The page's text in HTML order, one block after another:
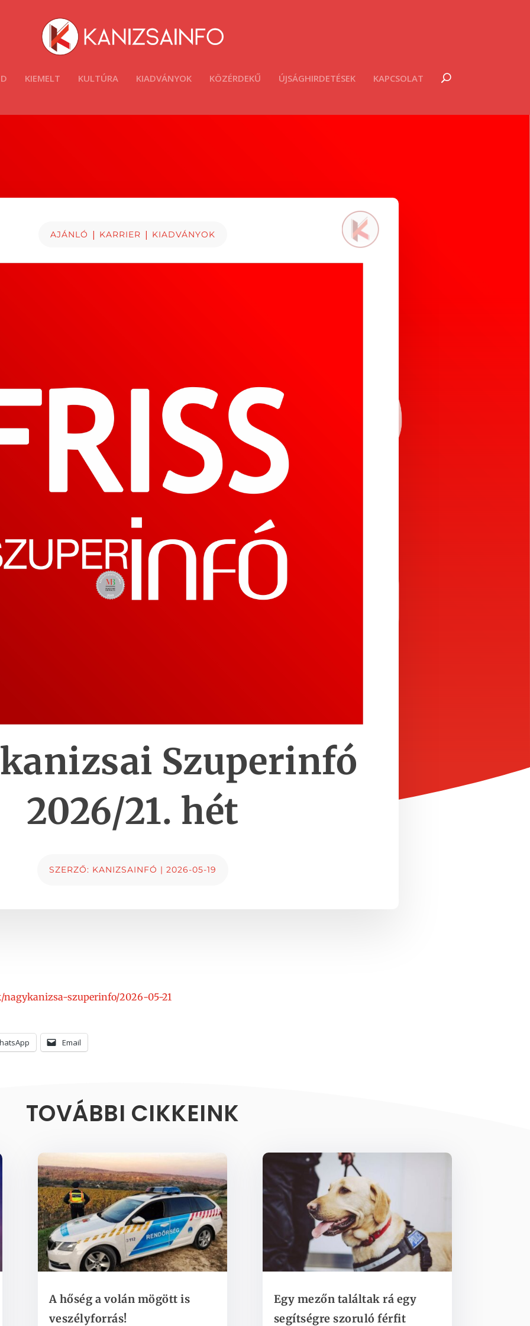
KIEMELT KULTÚRA KIADVÁNYOK KÖZÉRDEKŰ ÚJSÁGHIRDETÉSEK KAPCSOLAT
AJÁNLÓ | KARRIER | KIADVÁNYOK
Szuperinfó
2026/21. hét
SZERZŐ: KANIZSAINFÓ | 2026-05-19
szuperinfo/2026-05-21
Email
TOVÁBBI CIKKEINK
A hőség a volán mögött is
veszélyforrás!
Egy mezőn találtak rá egy
segítségre szoruló férfit